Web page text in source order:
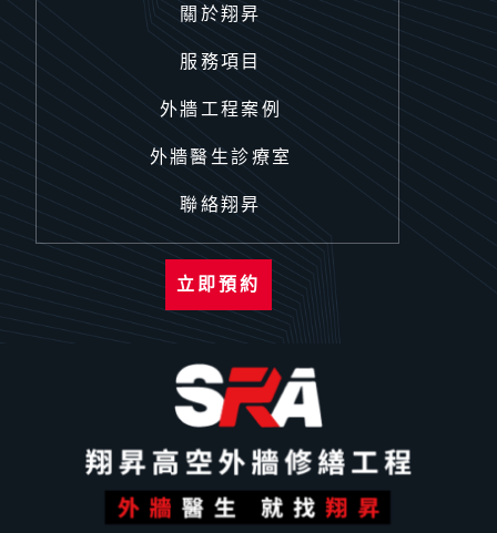
關於翔昇
服務項目
外牆工程案例
外牆醫生診療室
聯絡翔昇
立即預約